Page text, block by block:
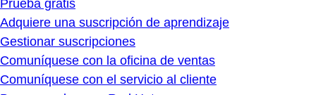
Prueba gratis
Adquiere una suscripción de aprendizaje
Gestionar suscripciones
Comuníquese con la oficina de ventas
Comuníquese con el servicio al cliente